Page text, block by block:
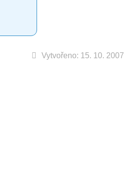
Vytvořeno: 15. 10. 2007